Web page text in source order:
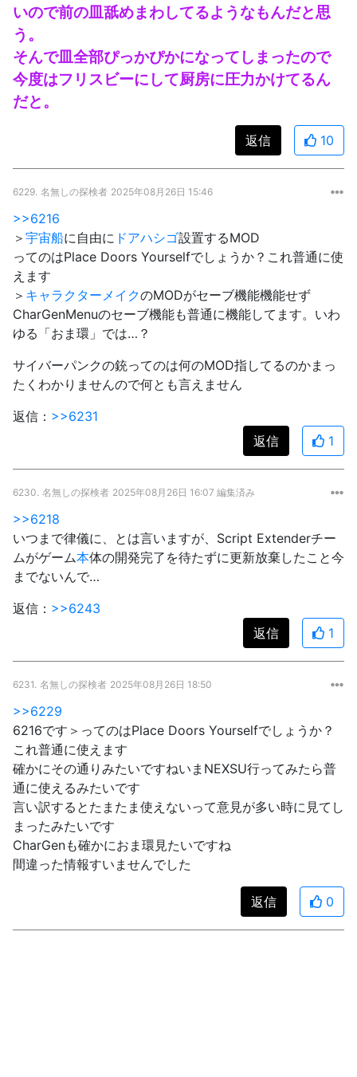
いので前の皿舐めまわしてるようなもんだと思
う。
そんで皿全部ぴっかぴかになってしまったので
今度はフリスビーにして厨房に圧力かけてるん
だと。
返信 10
6229. 名無しの探検者 2025年08月26日 15:46
>>6216
＞ 宇宙船に自由に ドアハシゴ設置するMOD
ってのはPlace Doors Yourselfでしょうか？これ普通に使
えます
＞ キャラクターメイクのMODがセーブ機能機能せず
CharGenMenuのセーブ機能も普通に機能してます。いわ
ゆる「おま環」では…？
サイバーパンクの銃ってのは何のMOD指してるのかまっ
たくわかりませんので何とも言えません
返信： >>6231
返信
1
6230. 名無しの探検者 2025年08月26日 16:07 編集済み
>>6218
いつまで律儀に、とは言いますが、Script Extenderチー
ムがゲーム本体の開発完了を待たずに更新放棄したこと今
までないんで…
返信： >>6243
返信
1
6231. 名無しの探検者 2025年08月26日 18:50
>>6229
6216です＞ってのはPlace Doors Yourselfでしょうか？
これ普通に使えます
確かにその通りみたいですねいまNEXSU行ってみたら普
通に使えるみたいです
言い訳するとたまたま使えないって意見が多い時に見てし
まったみたいです
CharGenも確かにおま環見たいですね
間違った情報すいませんでした
返信 0